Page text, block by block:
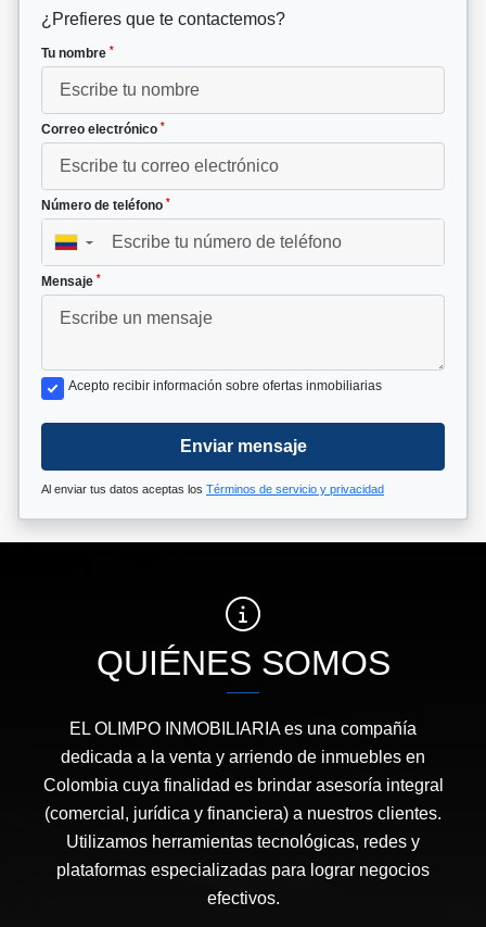
¿Prefieres que te contactemos?
Tu nombre *
Correo electrónico *
Número de teléfono *
▼
Mensaje *
Acepto recibir información sobre ofertas inmobiliarias
Enviar mensaje
Al enviar tus datos aceptas los Términos de servicio y privacidad
QUIÉNES SOMOS
EL OLIMPO INMOBILIARIA es una compañía
dedicada a la venta y arriendo de inmuebles en
Colombia cuya finalidad es brindar asesoría integral
(comercial, jurídica y financiera) a nuestros clientes.
Utilizamos herramientas tecnológicas, redes y
plataformas especializadas para lograr negocios
efectivos.